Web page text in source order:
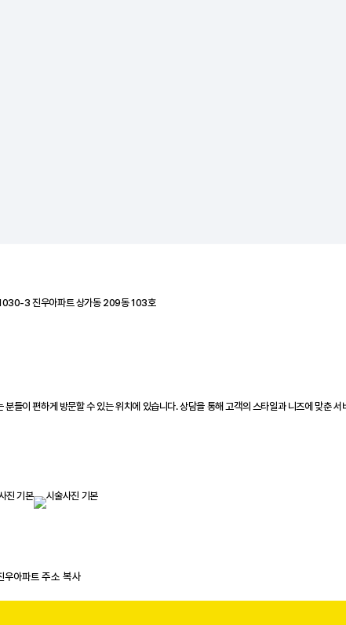
3 진우아파트 상가동 209동 103호
들이 편하게 방문할 수 있는 위치에 있습니다. 상담을 통해 고객의 스타일과 니즈에 맞춘
주소 복사